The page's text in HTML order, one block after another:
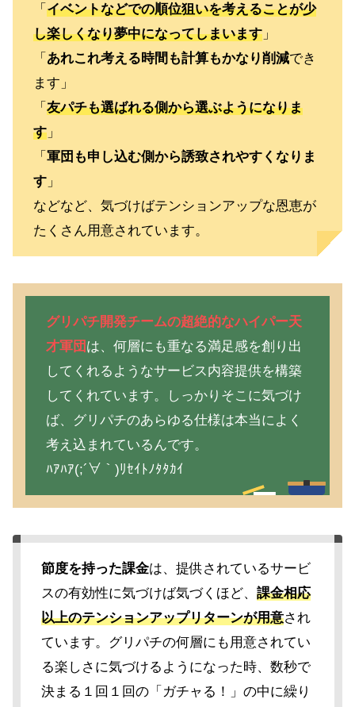
「 イベントなどでの順位狙いを考えることが少
し楽しくなり夢中になってしまいます」
「 あれこれ考える時間も計算もかなり削減でき
ます」
「 友パチも選ばれる側から選ぶようになりま
す」
「 軍団も申し込む側から誘致されやすくなりま
す」
などなど、気づけばテンションアップな恩恵が
たくさん用意されています。
グリパチ開発チームの超絶的なハイパー天
才軍団 は、何層にも重なる満足感を創り出
してくれるようなサービス内容提供を構築
してくれています。しっかりそこに気づけ
ば、グリパチのあらゆる仕様は本当によく
考え込まれているんです。
ﾊｱﾊｱ(;´∀｀)ﾘｾｲﾄﾉﾀﾀｶｲ
節度を持った課金は、提供されているサービ
スの有効性に気づけば気づくほど、 課金相応
以上のテンションアップリターンが用意され
ています。グリパチの何層にも用意されてい
る楽しさに気づけるようになった時、数秒で
決まる１回１回の「ガチャる！」の中に繰り